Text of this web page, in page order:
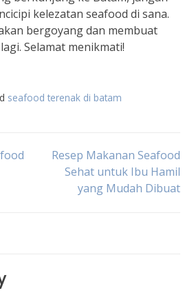
kelezatan seafood di sana.
bergoyang dan membuat
Selamat menikmati!
seafood terenak di batam
Resep Makanan Seafood
Sehat untuk Ibu Hamil
yang Mudah Dibuat